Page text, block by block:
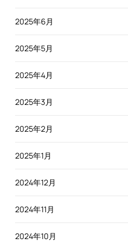
2025年6月
2025年5月
2025年4月
2025年3月
2025年2月
2025年1月
2024年12月
2024年11月
2024年10月